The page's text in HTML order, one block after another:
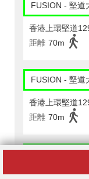
FUSION - 堅道
香港上環堅道
距離 70m
FUSION - 堅道
香港上環堅道
距離 70m
香港中環擺花